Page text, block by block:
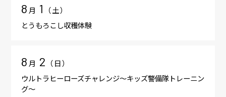
8月 1 （土）
とうもろこし収穫体験
8月 2 （日）
ウルトラヒーローズチャレンジ～キッズ警備隊トレーニン
グ～